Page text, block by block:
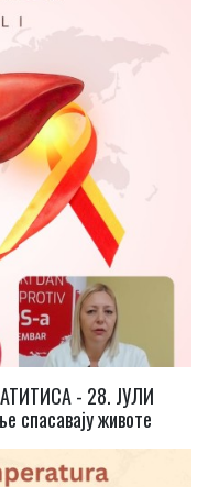
- 28. ЈУЛИ
спасавају животе